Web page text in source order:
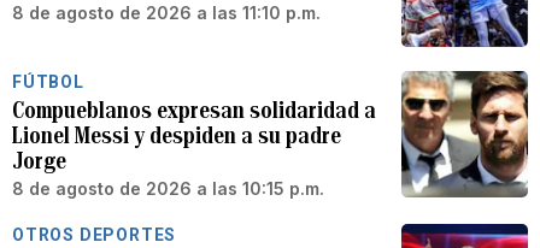
8 de agosto de 2026 a las 11:10 p.m.
FÚTBOL
Compueblanos expresan solidaridad a
Lionel Messi y despiden a su padre
Jorge
8 de agosto de 2026 a las 10:15 p.m.
OTROS DEPORTES